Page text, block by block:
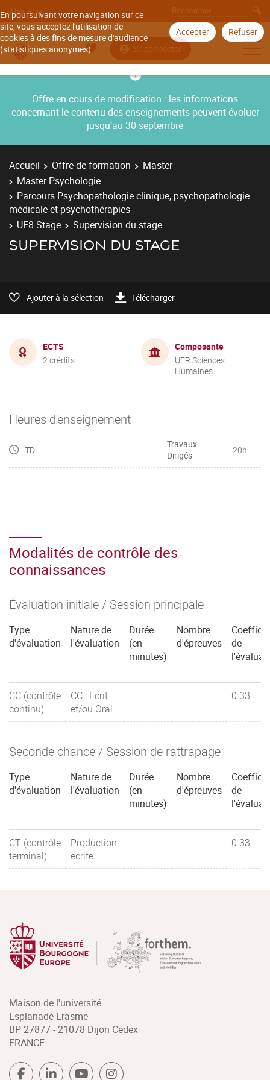
En poursuivant votre navigation sur ce
site, vous acceptez l'utilisation de
cookies à des fins de mesure d'audience
(statistiques anonymes).
Accepter Refuser
Aller à
Se connecter
Offre en cours de modification : les informations
concernant le contenu des enseignements peuvent évoluer
jusqu’au 30 septembre
Accueil Offre de formation
Master
Master Psychologie
Parcours Psychopathologie clinique, psychopathologie
médicale et psychothérapies
UE8 Stage
Supervision du stage
SUPERVISION DU STAGE
Ajouter à la sélection Télécharger
ECTS
2 crédits
Composante
UFR Sciences
Humaines
Heures d'enseignement
TD
Travaux
Dirigés
20h
Modalités de contrôle des
connaissances
Évaluation initiale / Session principale
Type
d'évaluation
Nature de
l'évaluation
Durée
(en
minutes)
Nombre
d'épreuves
de
CC (contrôle
continu)
CC : Ecrit
et/ou Oral
0.33
Seconde chance / Session de rattrapage
Type
d'évaluation
Nature de
l'évaluation
Durée
(en
minutes)
Nombre
d'épreuves
de
CT (contrôle
terminal)
Production
écrite
0.33
Maison de l'université
Esplanade Erasme
BP 27877 - 21078 Dijon Cedex
FRANCE